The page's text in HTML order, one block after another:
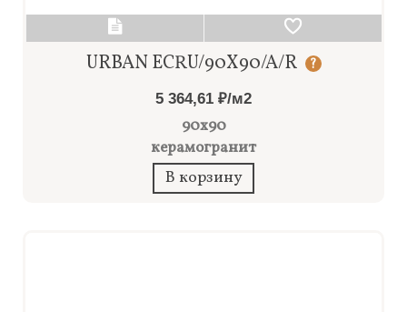
URBAN ECRU/90X90/A/R ?
5 364,61 ₽/м2
90x90
керамогранит
В корзину